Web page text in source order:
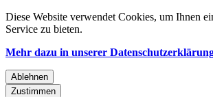
Diese Website verwendet Cookies, um Ihnen
Service zu bieten.
Mehr dazu in unserer
Ablehnen
Zustimmen